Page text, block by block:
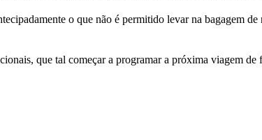
o que não é permitido levar na bagagem
que tal começar a programar a próxima viagem de